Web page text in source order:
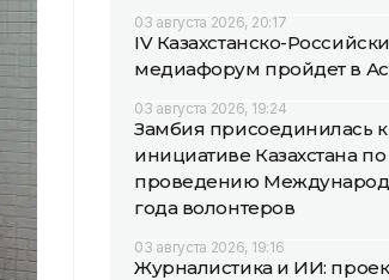
03 августа 2026, 20:17
IV Казахстанско-
медиафорум пройдет в
03 августа 2026, 19:24
Замбия присоединилась к
инициативе Казахстана по
проведению
года волонтеров
03 августа 2026, 19:16
Журналистика и ИИ: